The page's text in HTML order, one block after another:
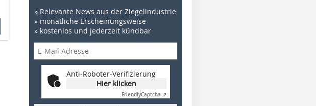
» Relevante News aus der Ziegelindustrie
» monatliche Erscheinungsweise
» kostenlos und jederzeit kündbar
Anti-Roboter-Verifizierung
Hier klicken
FriendlyCaptcha ⇗